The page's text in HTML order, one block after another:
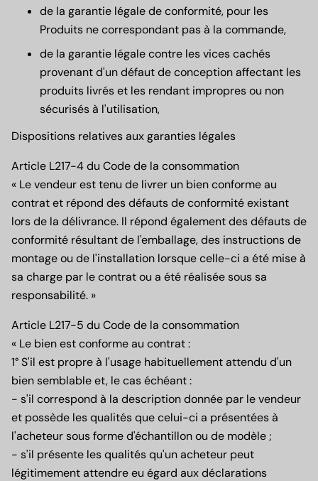
de la garantie légale de conformité, pour les
Produits ne correspondant pas à la commande,
de la garantie légale contre les vices cachés
provenant d'un défaut de conception affectant les
produits livrés et les rendant impropres ou non
sécurisés à l'utilisation,
Dispositions relatives aux garanties légales
Article L217-4 du Code de la consommation
« Le vendeur est tenu de livrer un bien conforme au
contrat et répond des défauts de conformité existant
lors de la délivrance. Il répond également des défauts de
conformité résultant de l'emballage, des instructions de
montage ou de l'installation lorsque celle-ci a été mise à
sa charge par le contrat ou a été réalisée sous sa
responsabilité. »
Article L217-5 du Code de la consommation
« Le bien est conforme au contrat :
1° S'il est propre à l'usage habituellement attendu d'un
bien semblable et, le cas échéant :
- s'il correspond à la description donnée par le vendeur
et possède les qualités que celui-ci a présentées à
l'acheteur sous forme d'échantillon ou de modèle ;
- s'il présente les qualités qu'un acheteur peut
légitimement attendre eu égard aux déclarations